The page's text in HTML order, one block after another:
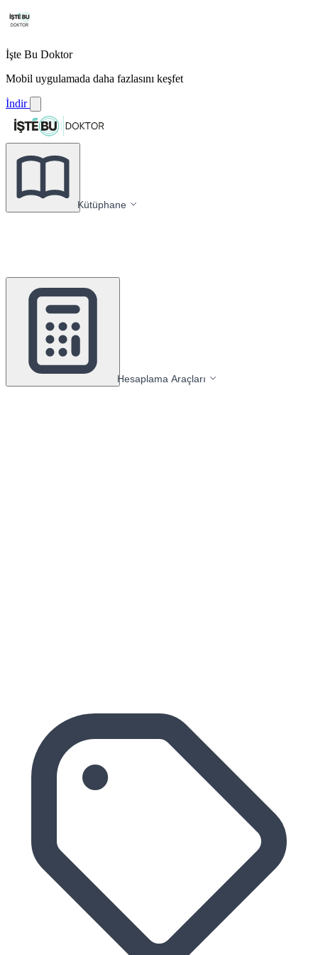
İşte Bu Doktor
Mobil uygulamada daha fazlasını keşfet
İndir
Kütüphane
Hesaplama Araçları